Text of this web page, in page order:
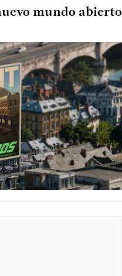
mundo abierto